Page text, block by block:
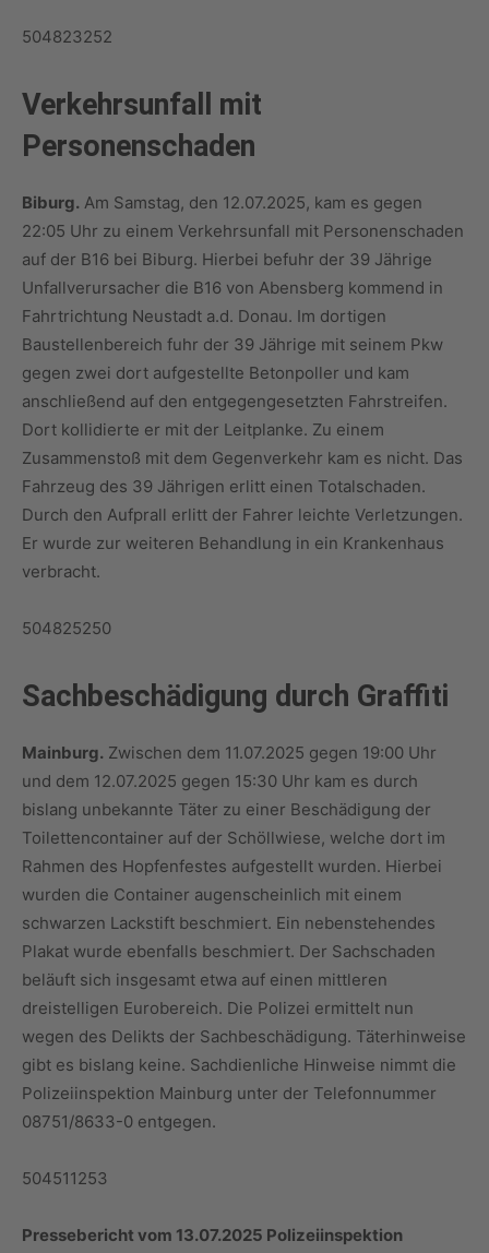
504823252
Verkehrsunfall mit
Personenschaden
Biburg. Am Samstag, den 12.07.2025, kam es gegen
22:05 Uhr zu einem Verkehrsunfall mit Personenschaden
auf der B16 bei Biburg. Hierbei befuhr der 39 Jährige
Unfallverursacher die B16 von Abensberg kommend in
Fahrtrichtung Neustadt a.d. Donau. Im dortigen
Baustellenbereich fuhr der 39 Jährige mit seinem Pkw
gegen zwei dort aufgestellte Betonpoller und kam
anschließend auf den entgegengesetzten Fahrstreifen.
Dort kollidierte er mit der Leitplanke. Zu einem
Zusammenstoß mit dem Gegenverkehr kam es nicht. Das
Fahrzeug des 39 Jährigen erlitt einen Totalschaden.
Durch den Aufprall erlitt der Fahrer leichte Verletzungen.
Er wurde zur weiteren Behandlung in ein Krankenhaus
verbracht.
504825250
Sachbeschädigung durch Graffiti
Mainburg. Zwischen dem 11.07.2025 gegen 19:00 Uhr
und dem 12.07.2025 gegen 15:30 Uhr kam es durch
bislang unbekannte Täter zu einer Beschädigung der
Toilettencontainer auf der Schöllwiese, welche dort im
Rahmen des Hopfenfestes aufgestellt wurden. Hierbei
wurden die Container augenscheinlich mit einem
schwarzen Lackstift beschmiert. Ein nebenstehendes
Plakat wurde ebenfalls beschmiert. Der Sachschaden
beläuft sich insgesamt etwa auf einen mittleren
dreistelligen Eurobereich. Die Polizei ermittelt nun
wegen des Delikts der Sachbeschädigung. Täterhinweise
gibt es bislang keine. Sachdienliche Hinweise nimmt die
Polizeiinspektion Mainburg unter der Telefonnummer
08751/8633-0 entgegen.
504511253
Pressebericht vom 13.07.2025 Polizeiinspektion